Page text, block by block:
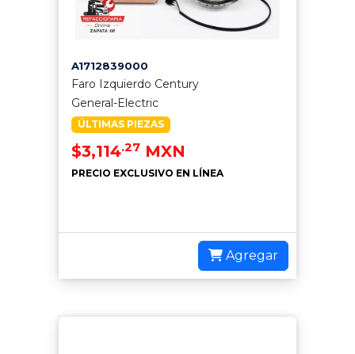
A1712839000
Faro Izquierdo Century
General-Electric
ÚLTIMAS PIEZAS
$3,114.27 MXN
PRECIO EXCLUSIVO EN LÍNEA
Agregar